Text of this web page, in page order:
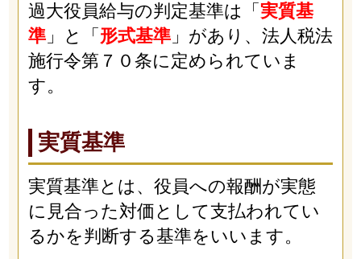
過大役員給与の判定基準は「 実質基
準」と「 形式基準」があり、法人税法
施行令第７０条に定められていま
す。
実質基準
実質基準とは、役員への報酬が実態
に見合った対価として支払われてい
るかを判断する基準をいいます。